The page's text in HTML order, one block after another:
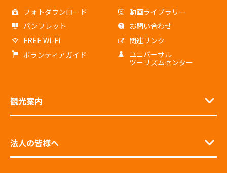
フォトダウンロード
動画ライブラリー
パンフレット
お問い合わせ
FREE Wi-Fi
関連リンク
ボランティアガイド
ユニバーサル
ツーリズムセンター
観光案内
法人の皆様へ